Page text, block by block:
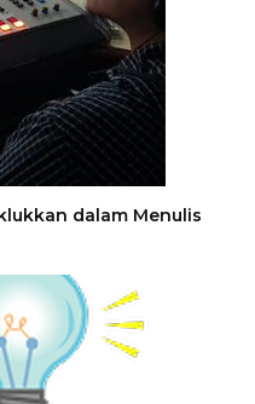
dalam Menulis